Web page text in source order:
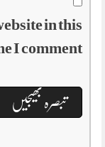
in this
I comment.